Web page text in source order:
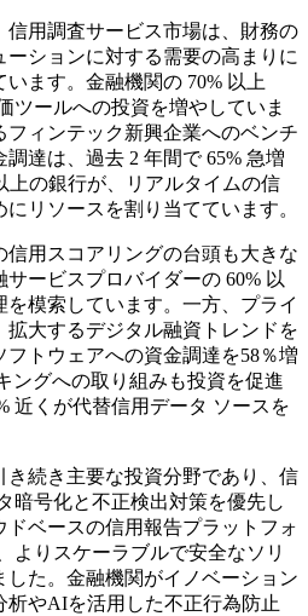
用調査サービス市場は、財務の
ションに対する需要の高まりに
ます。金融機関の 70% 以上
ツールへの投資を増やしていま
ィンテック新興企業へのベンチ
達は、過去 2 年間で 65% 急増
上の銀行が、リアルタイムの信
リソースを割り当てています。
用スコアリングの台頭も大きな
ービスプロバイダーの 60% 以
を模索しています。一方、プライ
大するデジタル融資トレンドを
トウェアへの資金調達を58％増
ングへの取り組みも投資を促進
近くが代替信用データ ソースを
続き主要な投資分野であり、信
暗号化と不正検出対策を優先し
ベースの信用報告プラットフォ
よりスケーラブルで安全なソリ
した。金融機関がイノベーション
析やAIを活用した不正行為防止